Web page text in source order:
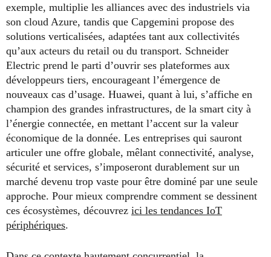
exemple, multiplie les alliances avec des industriels via
son cloud Azure, tandis que Capgemini propose des
solutions verticalisées, adaptées tant aux collectivités
qu’aux acteurs du retail ou du transport. Schneider
Electric prend le parti d’ouvrir ses plateformes aux
développeurs tiers, encourageant l’émergence de
nouveaux cas d’usage. Huawei, quant à lui, s’affiche en
champion des grandes infrastructures, de la smart city à
l’énergie connectée, en mettant l’accent sur la valeur
économique de la donnée. Les entreprises qui sauront
articuler une offre globale, mêlant connectivité, analyse,
sécurité et services, s’imposeront durablement sur un
marché devenu trop vaste pour être dominé par une seule
approche. Pour mieux comprendre comment se dessinent
ces écosystèmes, découvrez ici les tendances IoT
périphériques.